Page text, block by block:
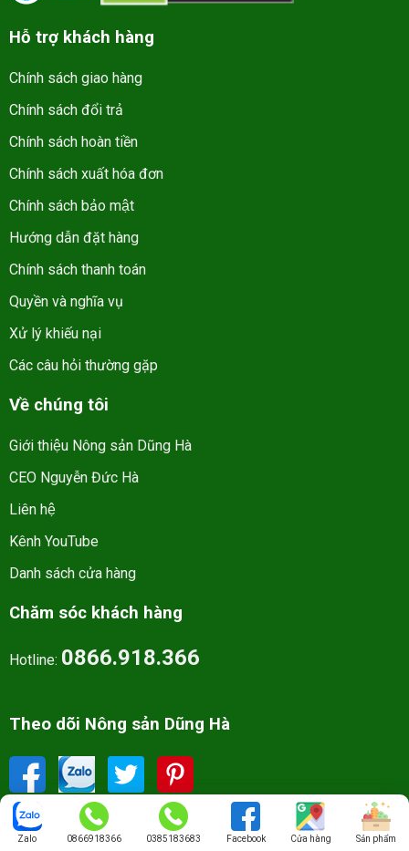
Hỗ trợ khách hàng
Chính sách giao hàng
Chính sách đổi trả
Chính sách hoàn tiền
Chính sách xuất hóa đơn
Chính sách bảo mật
Hướng dẫn đặt hàng
Chính sách thanh toán
Quyền và nghĩa vụ
Xử lý khiếu nại
Các câu hỏi thường gặp
Về chúng tôi
Giới thiệu Nông sản Dũng Hà
CEO Nguyễn Đức Hà
Liên hệ
Kênh YouTube
Danh sách cửa hàng
Chăm sóc khách hàng
Hotline: 0866.918.366
Theo dõi Nông sản Dũng Hà
Zalo 0866918366 0385183683 Facebook Cửa hàng Sản phẩm